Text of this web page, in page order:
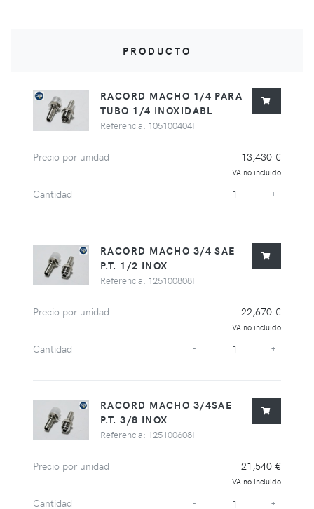
PRODUCTO
RACORD MACHO 1/4 PARA
TUBO 1/4 INOXIDABL
Referencia: 105100404I
Precio por unidad 13,430 €
IVA no incluido
Cantidad - +
RACORD MACHO 3/4 SAE
P.T. 1/2 INOX
Referencia: 125100808I
Precio por unidad 22,670 €
IVA no incluido
Cantidad - +
RACORD MACHO 3/4SAE
P.T. 3/8 INOX
Referencia: 125100608I
Precio por unidad 21,540 €
IVA no incluido
Cantidad - +